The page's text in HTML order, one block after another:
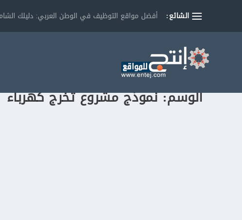
الشائع: أفضل مواقع التوظيف في الوطن العربي: دليلك
الوسم:نموذج مشروع تخرج كهرباء